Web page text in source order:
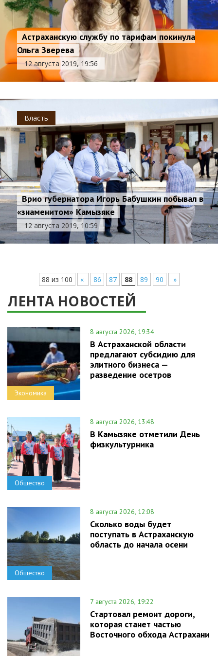
Астраханскую службу по тарифам покинула
Ольга Зверева
12 августа 2019, 19:56
Власть
Врио губернатора Игорь Бабушкин побывал в
«знаменитом» Камызяке
12 августа 2019, 10:59
88 из 100 « 86 87 88 89 90 »
ЛЕНТА НОВОСТЕЙ
Экономика
8 августа 2026, 19:34
В Астраханской области
предлагают субсидию для
элитного бизнеса —
разведение осетров
Общество
8 августа 2026, 13:48
В Камызяке отметили День
физкультурника
Общество
8 августа 2026, 12:08
Сколько воды будет
поступать в Астраханскую
область до начала осени
7 августа 2026, 19:22
Стартовал ремонт дороги,
которая станет частью
Восточного обхода Астрахани